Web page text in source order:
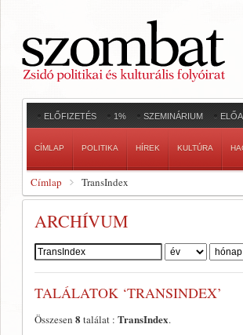
ELŐFIZETÉS 1% SZEMINÁRIUM
CÍMLAP POLITIKA HÍREK KULTÚRA
Címlap TransIndex
ARCHÍVUM
Szerző:
TALÁLATOK ‘TRANSINDEX’
Összesen 8 találat : TransIndex.